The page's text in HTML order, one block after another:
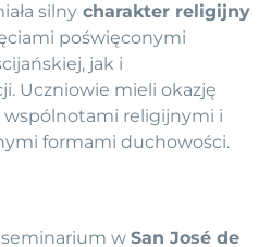
silny charakter religijny
poświęconymi
jak i
Uczniowie mieli okazję
religijnymi i
formami duchowości.
wSan José de